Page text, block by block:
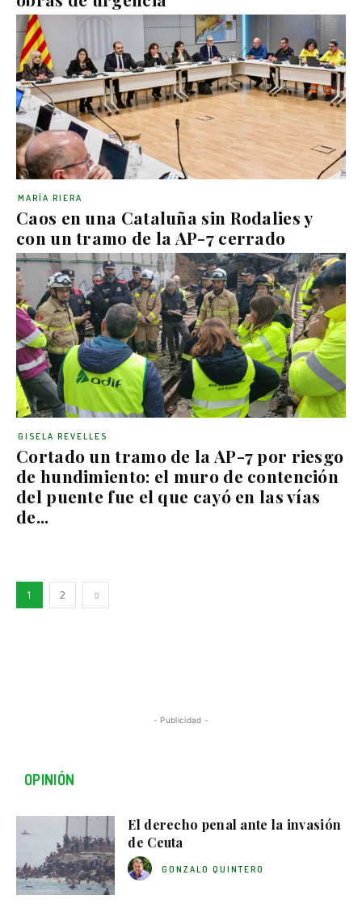
Caos en una Cataluña sin Rodalies y
con un tramo de la AP-7 cerrado
MARÍA RIERA
Cortado un tramo de la AP-7 por riesgo
de hundimiento: el muro de contención
del puente fue el que cayó en las vías
de...
GISELA REVELLES
1 2
- Publicidad -
OPINIÓN
El derecho penal ante la invasión
de Ceuta
GONZALO QUINTERO